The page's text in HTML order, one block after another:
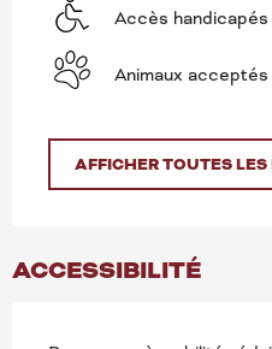
Accès handicapés
Animaux acceptés
AFFICHER TOUTES LES
ACCESSIBILITÉ